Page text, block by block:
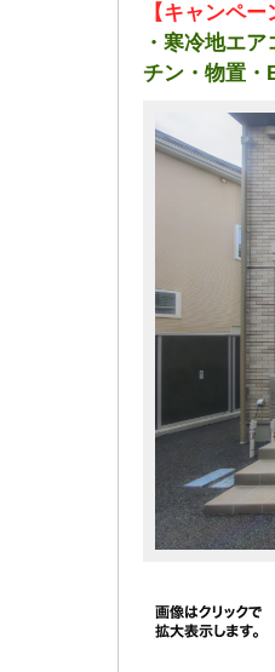
【キャンペ
・寒冷地エ
チン・物置・